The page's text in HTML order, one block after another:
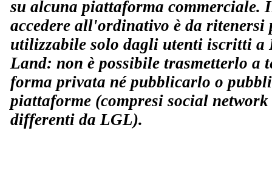
su alcuna piattaforma commerciale.
accedere all'ordinativo è da ritenersi
utilizzabile solo dagli utenti iscritti a
Land: non è possibile trasmetterlo a
forma privata né pubblicarlo o
piattaforme (compresi social
differenti da LGL).